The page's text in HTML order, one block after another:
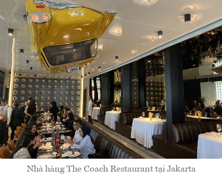
Nhà hàng The Coach Restaurant tại Jakarta